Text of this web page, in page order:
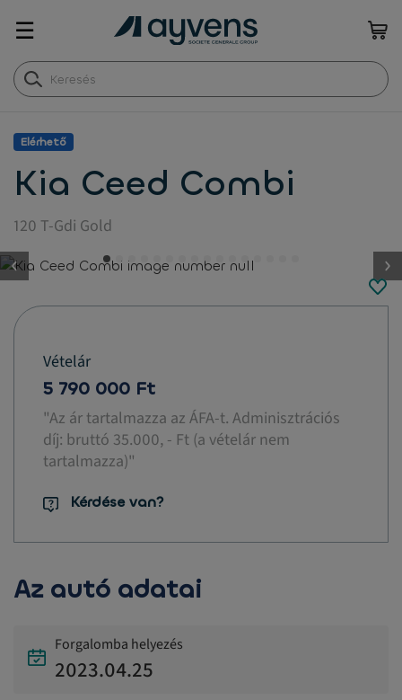
☰
Elérhető
Kia Ceed Combi
120 T-Gdi Gold
button.previous
Vételár
5 790 000 Ft
"Az ár tartalmazza az ÁFA-t. Adminisztrációs
díj: bruttó 35.000, - Ft (a vételár nem
tartalmazza)"
Kérdése van?
Az autó adatai
Forgalomba helyezés
2023.04.25